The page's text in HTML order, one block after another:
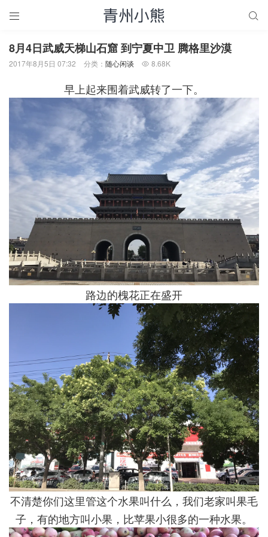
 
8月4日武威天梯山石窟 到宁夏中卫 腾格里沙漠
2017年8月5日 07:32 分类： 随心闲谈  8.68K
早上起来围着武威转了一下。
路边的槐花正在盛开
不清楚你们这里管这个水果叫什么，我们老家叫果毛
子，有的地方叫小果，比苹果小很多的一种水果。